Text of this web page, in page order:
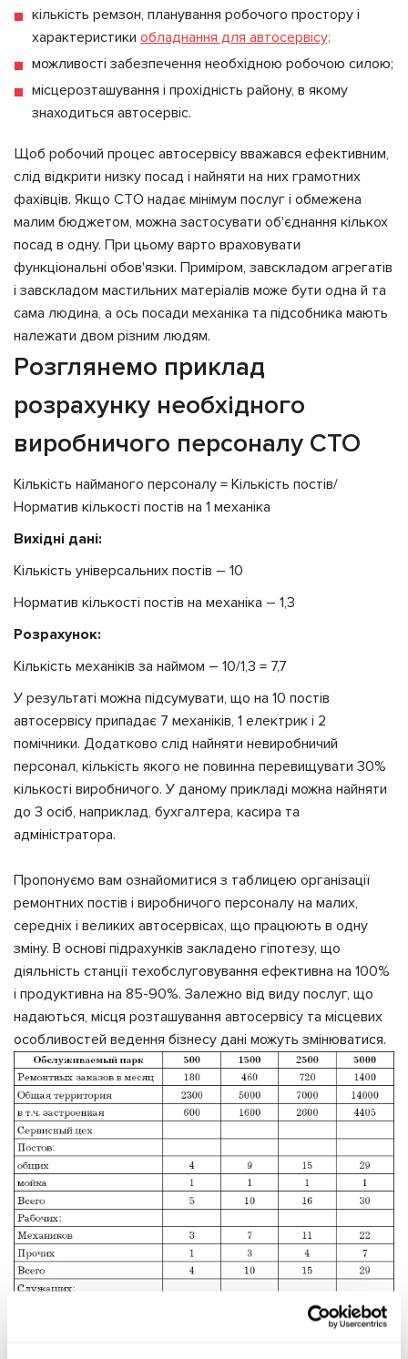
кількість ремзон, планування робочого простору і
характеристики обладнання для автосервісу;
можливості забезпечення необхідною робочою силою;
місцерозташування і прохідність району, в якому
знаходиться автосервіс.
Щоб робочий процес автосервісу вважався ефективним,
слід відкрити низку посад і найняти на них грамотних
фахівців. Якщо СТО надає мінімум послуг і обмежена
малим бюджетом, можна застосувати об'єднання кількох
посад в одну. При цьому варто враховувати
функціональні обов'язки. Приміром, завскладом агрегатів
і завскладом мастильних матеріалів може бути одна й та
сама людина, а ось посади механіка та підсобника мають
належати двом різним людям.
Розглянемо приклад
розрахунку необхідного
виробничого персоналу СТО
Кількість найманого персоналу = Кількість постів/
Норматив кількості постів на 1 механіка
Вихідні дані:
Кількість універсальних постів – 10
Норматив кількості постів на механіка – 1,3
Розрахунок:
Кількість механіків за наймом – 10/1,3 = 7,7
У результаті можна підсумувати, що на 10 постів
автосервісу припадає 7 механіків, 1 електрик і 2
помічники. Додатково слід найняти невиробничий
персонал, кількість якого не повинна перевищувати 30%
кількості виробничого. У даному прикладі можна найняти
до 3 осіб, наприклад, бухгалтера, касира та
адміністратора.
Пропонуємо вам ознайомитися з таблицею організації
ремонтних постів і виробничого персоналу на малих,
середніх і великих автосервісах, що працюють в одну
зміну. В основі підрахунків закладено гіпотезу, що
діяльність станції техобслуговування ефективна на 100%
і продуктивна на 85-90%. Залежно від виду послуг, що
надаються, місця розташування автосервісу та місцевих
особливостей ведення бізнесу дані можуть змінюватися.